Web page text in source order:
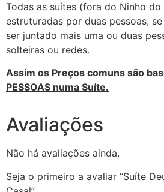
Todas as suítes (fora do Ninho do
estruturadas por duas pessoas,
ser juntado mais uma ou duas
solteiras ou redes.
Assim os Preços comuns são
PESSOAS numa Suíte.
Avaliações
Não há avaliações ainda.
Seja o primeiro a avaliar “Suíte